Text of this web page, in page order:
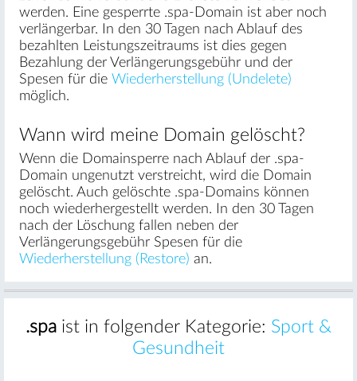
werden. Eine gesperrte .spa-Domain ist aber noch
verlängerbar. In den 30 Tagen nach Ablauf des
bezahlten Leistungszeitraums ist dies gegen
Bezahlung der Verlängerungsgebühr und der
Spesen für die Wiederherstellung (Undelete)
möglich.
Wann wird meine Domain gelöscht?
Wenn die Domainsperre nach Ablauf der .spa-
Domain ungenutzt verstreicht, wird die Domain
gelöscht. Auch gelöschte .spa-Domains können
noch wiederhergestellt werden. In den 30 Tagen
nach der Löschung fallen neben der
Verlängerungsgebühr Spesen für die
Wiederherstellung (Restore) an.
.spa ist in folgender Kategorie: Sport &
Gesundheit